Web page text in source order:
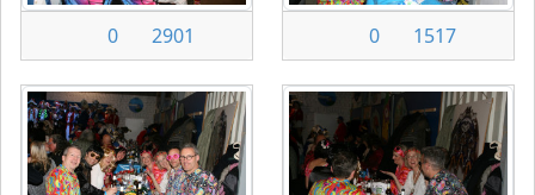
0 2901 0 1517